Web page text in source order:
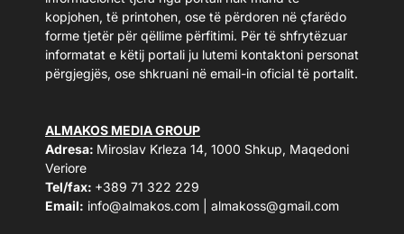
kopjohen, të printohen, ose të përdoren në çfarëdo
forme tjetër për qëllime përfitimi. Për të shfrytëzuar
informatat e këtij portali ju lutemi kontaktoni personat
përgjegjës, ose shkruani në email-in oficial të portalit.
ALMAKOS MEDIA GROUP
Adresa: Miroslav Krleza 14, 1000 Shkup, Maqedoni
Veriore
Tel/fax: +389 71 322 229
Email: info@almakos.com almakoss@gmail.com